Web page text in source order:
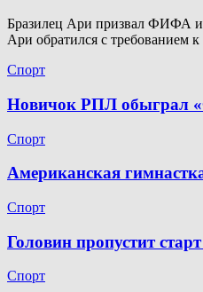
Бразилец Ари призвал ФИФА и
Ари обратился с требованием
Спорт
Новичок РПЛ обыграл
Спорт
Американская
Спорт
Головин пропустит
Спорт